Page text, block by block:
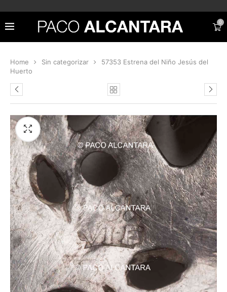
0
Home Sin categorizar
57353 Estrena del Niño Jesús del
Huerto